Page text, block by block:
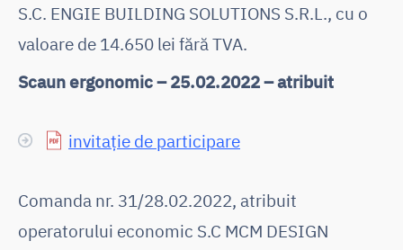
S.C. ENGIE BUILDING SOLUTIONS S.R.L., cu o
valoare de 14.650 lei fără TVA.
Scaun ergonomic – 25.02.2022 – atribuit
invitație de participare
Comanda nr. 31/28.02.2022, atribuit
operatorului economic S.C MCM DESIGN